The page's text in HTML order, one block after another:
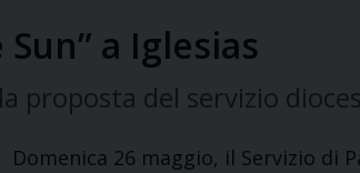
a Iglesias
proposta del servizio
Domenica 26 maggio, il Servizio di